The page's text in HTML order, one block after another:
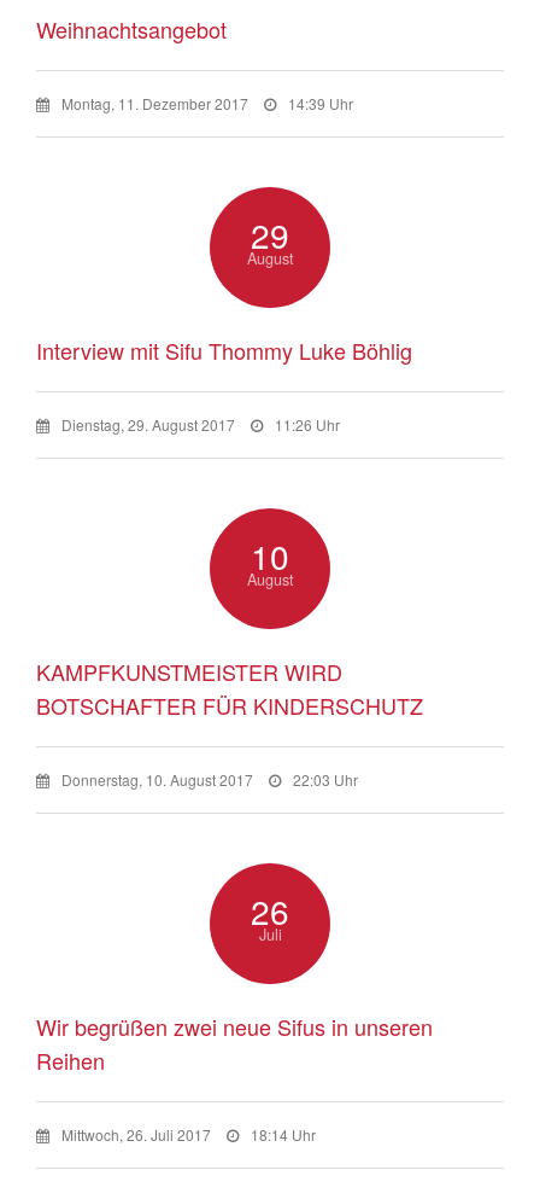
Weihnachtsangebot
Montag, 11. Dezember 2017 14:39 Uhr
29
August
Interview mit Sifu Thommy Luke Böhlig
Dienstag, 29. August 2017 11:26 Uhr
10
August
KAMPFKUNSTMEISTER WIRD
BOTSCHAFTER FÜR KINDERSCHUTZ
Donnerstag, 10. August 2017 22:03 Uhr
26
Juli
Wir begrüßen zwei neue Sifus in unseren
Reihen
Mittwoch, 26. Juli 2017 18:14 Uhr